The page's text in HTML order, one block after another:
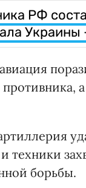
РФ
Украины
борьбы.